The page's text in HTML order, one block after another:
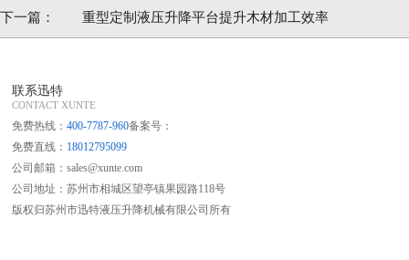
下一篇： 重型定制液压升降平台提升木材加工效率
联系迅特
CONTACT XUNTE
免费热线：400-7787-960备案号：
免费直线： 18012795099
公司邮箱：sales@xunte.com
公司地址：苏州市相城区望亭镇果园路118号
版权归苏州市迅特液压升降机械有限公司所有